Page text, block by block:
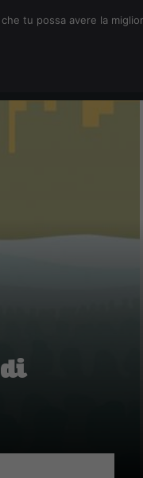
tu possa avere la